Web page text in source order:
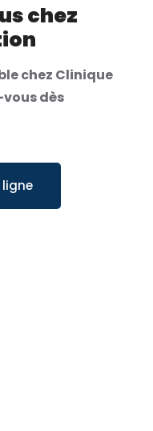
chez
chez Clinique
dès
ligne